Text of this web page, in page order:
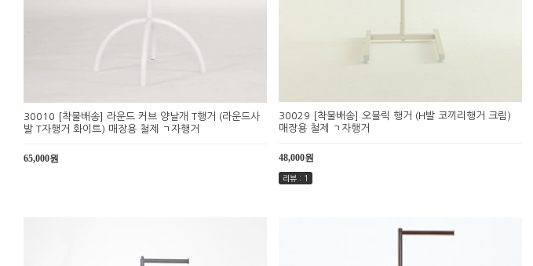
30010 [착불배송] 라운드 커브 양날개 T행거 (라운드사
발 T자행거 화이트) 매장용 철제 ㄱ자행거
65,000원
30029 [착불배송] 오블릭 행거 (H발 코끼리행거 크림)
매장용 철제 ㄱ자행거
48,000원
리뷰 : 1